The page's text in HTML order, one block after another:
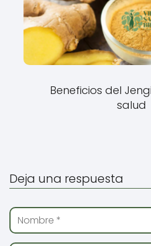
Beneficios del
salud
Deja una respuesta